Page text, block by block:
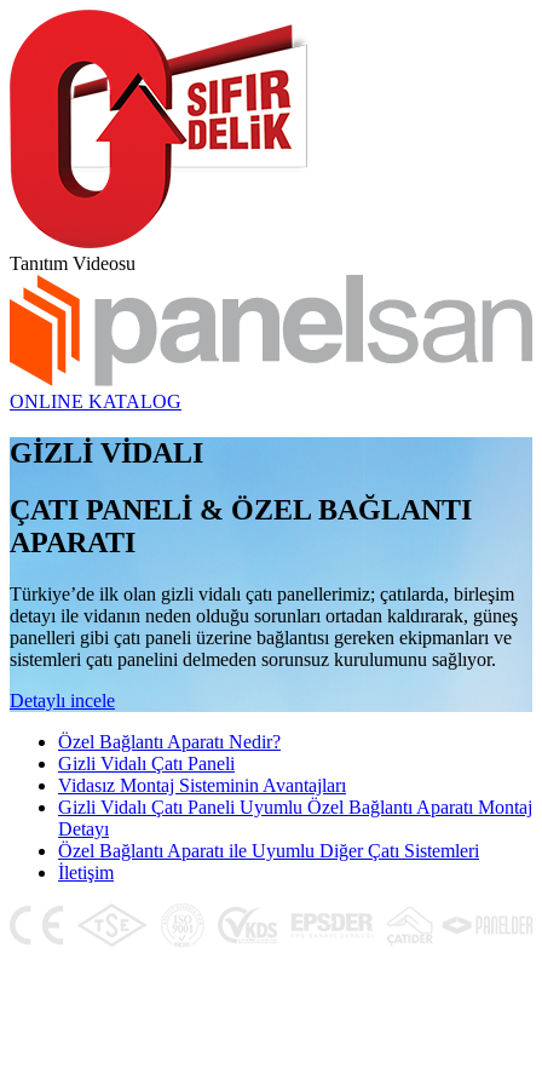
Tanıtım Videosu
ONLINE KATALOG
GİZLİ VİDALI
ÇATI PANELİ & ÖZEL BAĞLANTI
APARATI
Türkiye’de ilk olan gizli vidalı çatı panellerimiz; çatılarda, birleşim
detayı ile vidanın neden olduğu sorunları ortadan kaldırarak, güneş
panelleri gibi çatı paneli üzerine bağlantısı gereken ekipmanları ve
sistemleri çatı panelini delmeden sorunsuz kurulumunu sağlıyor.
Detaylı incele
Özel Bağlantı Aparatı Nedir?
Gizli Vidalı Çatı Paneli
Vidasız Montaj Sisteminin Avantajları
Gizli Vidalı Çatı Paneli Uyumlu Özel Bağlantı Aparatı Montaj
Detayı
Özel Bağlantı Aparatı ile Uyumlu Diğer Çatı Sistemleri
İletişim